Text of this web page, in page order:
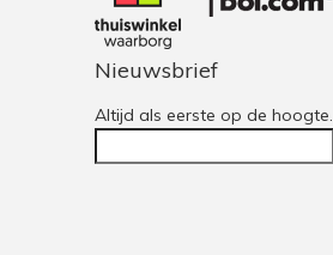
Nieuwsbrief
Altijd als eerste op de hoogte.